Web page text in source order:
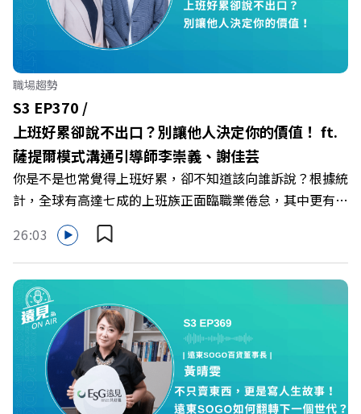
「社會處方」 🔺超高加盟成功率！為無數女性圓夢的「女
力互助與微型創業平台」 主持人／遠見雜誌副社長兼遠見
智庫總編輯 李建興 與談人／可爾姿Curves台灣執行長 林宏
遠 +++++ 🫧清除腦袋的盲點，也順手理清生活的雜亂。 點
開看質感養成術>> https://gvmkt.pse.is/9al3px ✨關注
《遠見》更多的社群： LINE：https://reurl.cc/A4ELQp
IG：https://bit.ly/3AjBWNV YT：https://bit.ly/38jNi9k
Powered by Firstory Hosting
職場趨勢
S3 EP370 /
上班好累卻說不出口？別讓他人決定你的價值！ ft.
薩提爾模式溝通引導師李崇義、謝佳芸
你是不是也常覺得上班好累，卻不知道該向誰訴說？根據統
計，全球有高達七成的上班族正面臨職業倦怠，其中更有三
成默默承受著「沉默的倦怠」。當主管的期待、同儕的競爭
與承上啟下的壓力成為日常，身在職場的我們該如何停止無
止境的自我懷疑，在人際風暴中找回安頓內心的力量？ 本
集《遠見ON AIR》邀請新書《透視職場冰山》作者、薩提
爾模式溝通引導師李崇義與謝佳芸，教你如何看穿職場底層
的應對姿態，以及在緊湊的職場節奏中，修煉安頓心法！
🔺你的自我價值，難道只能由考績和主管來決定？ 🔺你或
你的同事，正在用哪種「不一致」的姿態應對壓力？ 🔺如
何在中高壓的「三明治主管」困境中全身而退？ 主持人／
26:03